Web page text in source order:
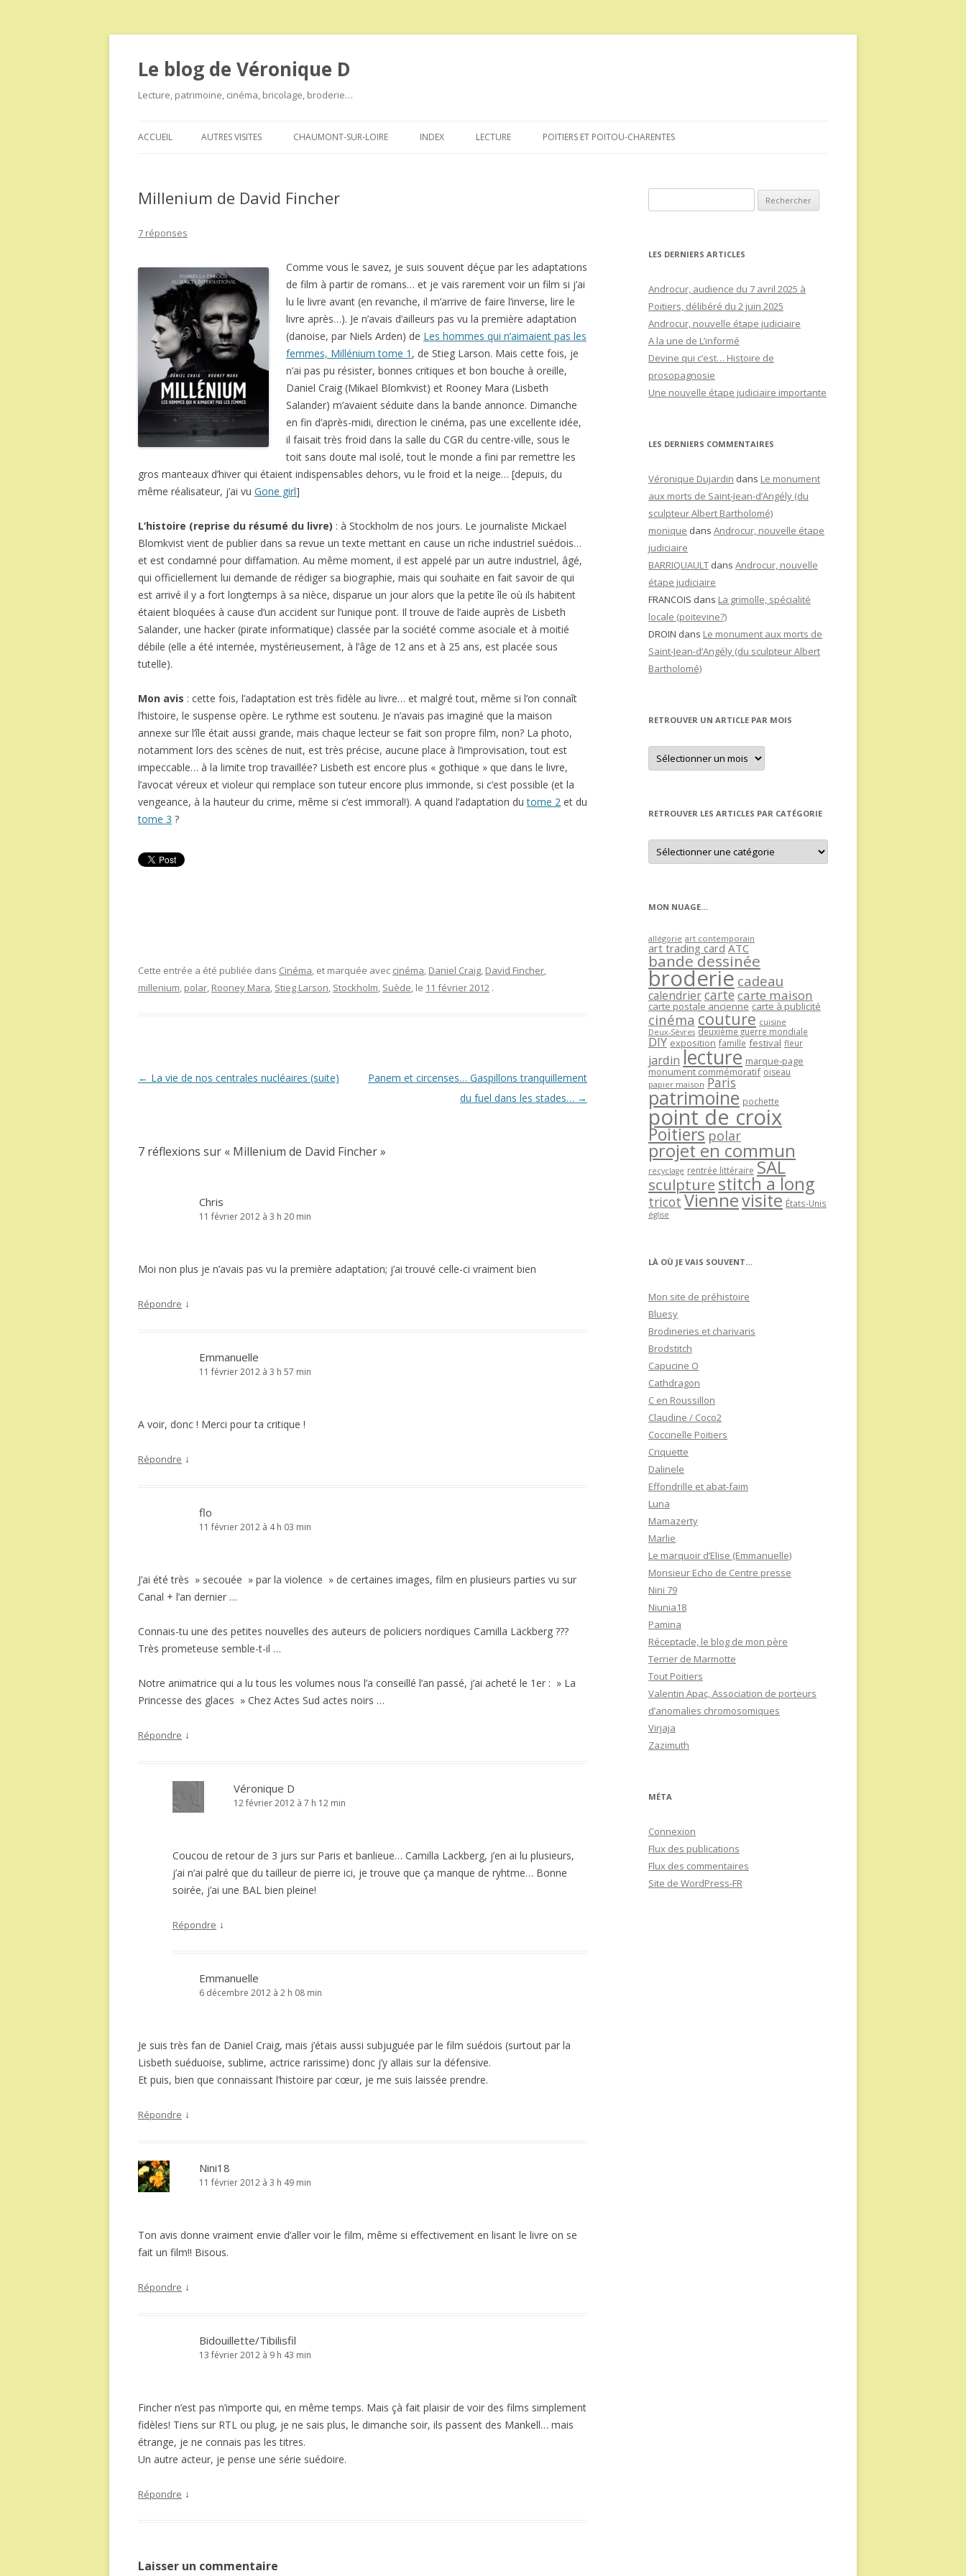
Le blog de Véronique D
Lecture, patrimoine, cinéma, bricolage, broderie…
au
ACCUEIL AUTRES VISITES CHAUMONT-SUR-LOIRE INDEX LECTURE POITIERS ET POITOU-CHARENTES
Millenium de David Fincher
7 réponses
Comme vous le savez, je suis souvent déçue par les adaptations
de film à partir de romans… et je vais rarement voir un film si j’ai
lu le livre avant (en revanche, il m’arrive de faire l’inverse, lire le
livre après…). Je n’avais d’ailleurs pas vu la première adaptation
(danoise, par Niels Arden) de Les hommes qui n’aimaient pas les
femmes, Millénium tome 1 , de Stieg Larson. Mais cette fois, je
n’ai pas pu résister, bonnes critiques et bon bouche à oreille,
Daniel Craig (Mikael Blomkvist) et Rooney Mara (Lisbeth
Salander) m’avaient séduite dans la bande annonce. Dimanche
en fin d’après-midi, direction le cinéma, pas une excellente idée,
il faisait très froid dans la salle du CGR du centre-ville, sous le
toit sans doute mal isolé, tout le monde a fini par remettre les
gros manteaux d’hiver qui étaient indispensables dehors, vu le froid et la neige… [depuis, du
même réalisateur, j’ai vu Gone girl]
L’histoire (reprise du résumé du livre) : à Stockholm de nos jours. Le journaliste Mickael
Blomkvist vient de publier dans sa revue un texte mettant en cause un riche industriel suédois…
et est condamné pour diffamation. Au même moment, il est appelé par un autre industriel, âgé,
qui officiellement lui demande de rédiger sa biographie, mais qui souhaite en fait savoir de qui
est arrivé il y a fort longtemps à sa nièce, disparue un jour alors que la petite île où ils habitent
étaient bloquées à cause d’un accident sur l’unique pont. Il trouve de l’aide auprès de Lisbeth
Salander, une hacker (pirate informatique) classée par la société comme asociale et à moitié
débile (elle a été internée, mystérieusement, à l’âge de 12 ans et à 25 ans, est placée sous
tutelle).
Mon avis : cette fois, l’adaptation est très fidèle au livre… et malgré tout, même si l’on connaît
l’histoire, le suspense opère. Le rythme est soutenu. Je n’avais pas imaginé que la maison
annexe sur l’île était aussi grande, mais chaque lecteur se fait son propre film, non? La photo,
notamment lors des scènes de nuit, est très précise, aucune place à l’improvisation, tout est
impeccable… à la limite trop travaillée? Lisbeth est encore plus « gothique » que dans le livre,
l’avocat véreux et violeur qui remplace son tuteur encore plus immonde, si c’est possible (et la
vengeance, à la hauteur du crime, même si c’est immoral!). A quand l’adaptation dutome 2 et du
tome 3 ?
Cette entrée a été publiée dans Cinéma, et marquée avec cinéma, Daniel Craig, David Fincher,
millenium, polar, Rooney Mara, Stieg Larson, Stockholm, Suède, le 11 février 2012 .
Navigation
← La vie de nos centrales nucléaires (suite)
Panem et circenses… Gaspillons tranquillement
du fuel dans les stades… →
7 réflexions sur « Millenium de David Fincher»
Chris
11 février 2012 à 3 h 20 min
Moi non plus je n’avais pas vu la première adaptation; j’ai trouvé celle-ci vraiment bien
Répondre ↓
Emmanuelle
11 février 2012 à 3 h 57 min
A voir, donc ! Merci pour ta critique !
Répondre ↓
flo
11 février 2012 à 4 h 03 min
J’ai été très » secouée » par la violence » de certaines images, film en plusieurs parties vu sur
Canal + l’an dernier …
Connais-tu une des petites nouvelles des auteurs de policiers nordiques Camilla Läckberg ???
Très prometeuse semble-t-il …
Notre animatrice qui a lu tous les volumes nous l’a conseillé l’an passé, j’ai acheté le 1er : » La
Princesse des glaces » Chez Actes Sud actes noirs …
Répondre ↓
Véronique D
12 février 2012 à 7 h 12 min
Coucou de retour de 3 jurs sur Paris et banlieue… Camilla Lackberg, j’en ai lu plusieurs,
j’ai n’ai palré que du tailleur de pierre ici, je trouve que ça manque de ryhtme… Bonne
soirée, j’ai une BAL bien pleine!
Répondre ↓
Emmanuelle
6 décembre 2012 à 2 h 08 min
Je suis très fan de Daniel Craig, mais j’étais aussi subjuguée par le film suédois (surtout par la
Lisbeth suéduoise, sublime, actrice rarissime) donc j’y allais sur la défensive.
Et puis, bien que connaissant l’histoire par cœur, je me suis laissée prendre.
Répondre ↓
Nini18
11 février 2012 à 3 h 49 min
Ton avis donne vraiment envie d’aller voir le film, même si effectivement en lisant le livre on se
fait un film!! Bisous.
Répondre ↓
Bidouillette/Tibilisfil
13 février 2012 à 9 h 43 min
Fincher n’est pas n’importe qui, en même temps. Mais çà fait plaisir de voir des films simplement
fidèles! Tiens sur RTL ou plug, je ne sais plus, le dimanche soir, ils passent des Mankell… mais
étrange, je ne connais pas les titres.
Un autre acteur, je pense une série suédoire.
Répondre ↓
Laisser un commentaire
LES DERNIERS ARTICLES
Androcur, audience du 7 avril 2025 à
Poitiers, délibéré du 2 juin 2025
Androcur, nouvelle étape judiciaire
A la une de L’informé
Devine qui c’est… Histoire de
prosopagnosie
Une nouvelle étape judiciaire importante
LES DERNIERS COMMENTAIRES
Véronique Dujardin dans Le monument
aux morts de Saint-Jean-d’Angély (du
sculpteur Albert Bartholomé)
monique dans Androcur, nouvelle étape
judiciaire
BARRIQUAULT dans Androcur, nouvelle
étape judiciaire
FRANCOIS dans La grimolle, spécialité
locale (poitevine?)
DROIN dans Le monument aux morts de
Saint-Jean-d’Angély (du sculpteur Albert
Bartholomé)
RETROUVER UN ARTICLE PAR MOIS
Retrouver
un
article
RETROUVER LES ARTICLES PAR CATÉGORIE
Retrouver
les
articles
MON NUAGE…
allégorie art contemporain
art trading card ATC
bande dessinée
broderie cadeau
calendriercartecarte maison
carte postale ancienne carte à publicité
cinéma couture cuisine
Deux-Sèvres deuxième guerre mondiale
DIY exposition famille festival fleur
jardin lecture marque-page
monument commémoratif oiseau
papier maison Paris
patrimoine pochette
point de croix
Poitiers polar
projet en commun
recyclage rentrée littéraire SAL
sculpture stitch a long
tricot Viennevisite États-Unis
église
LÀ OÙ JE VAIS SOUVENT…
Mon site de préhistoire
Bluesy
Brodineries et charivaris
Brodstitch
Capucine O
Cathdragon
C en Roussillon
Claudine / Coco2
Coccinelle Poitiers
Criquette
Dalinele
Effondrille et abat-faim
Luna
Mamazerty
Marlie
Le marquoir d’Elise (Emmanuelle)
Monsieur Echo de Centre presse
Nini 79
Niunia18
Pamina
Réceptacle, le blog de mon père
Terrier de Marmotte
Tout Poitiers
Valentin Apac, Association de porteurs
d’anomalies chromosomiques
Virjaja
Zazimuth
MÉTA
Connexion
Flux des publications
Flux des commentaires
Site de WordPress-FR